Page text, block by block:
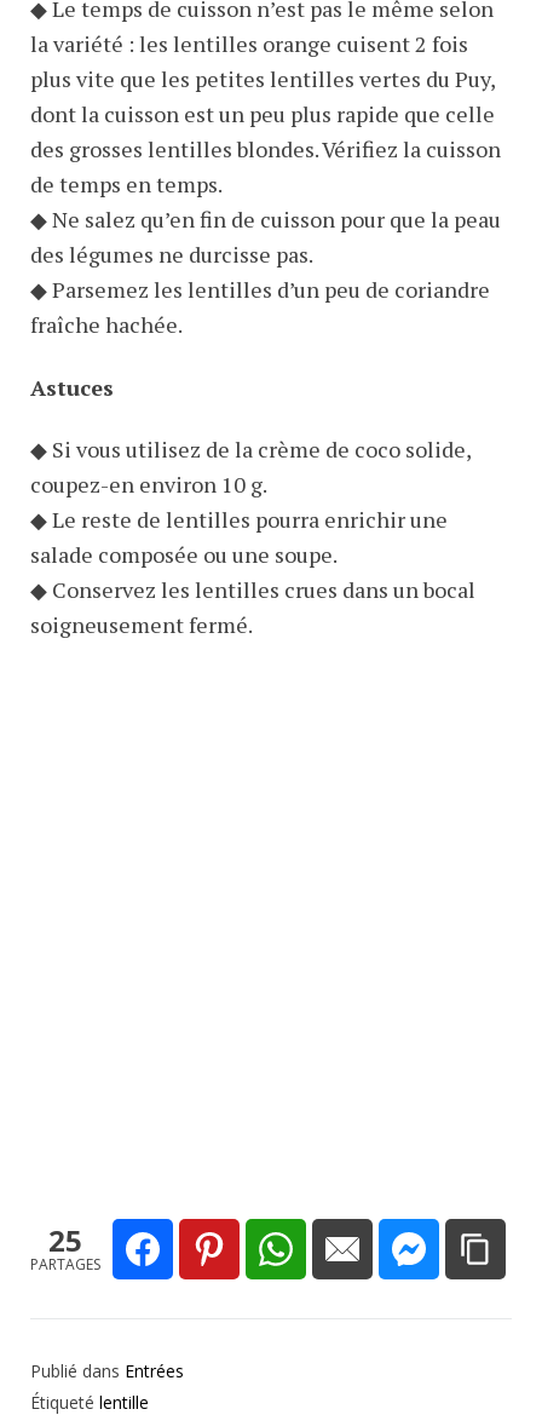
◆ Le temps de cuisson n’est pas le même selon
la variété : les lentilles orange cuisent 2 fois
plus vite que les petites lentilles vertes du Puy,
dont la cuisson est un peu plus rapide que celle
des grosses lentilles blondes. Vérifiez la cuisson
de temps en temps.
◆ Ne salez qu’en fin de cuisson pour que la peau
des légumes ne durcisse pas.
◆ Parsemez les lentilles d’un peu de coriandre
fraîche hachée.
Astuces
◆ Si vous utilisez de la crème de coco solide,
coupez-en environ 10 g.
◆ Le reste de lentilles pourra enrichir une
salade composée ou une soupe.
◆ Conservez les lentilles crues dans un bocal
soigneusement fermé.
25
PARTAGES
Publié dans Entrées
Étiqueté lentille